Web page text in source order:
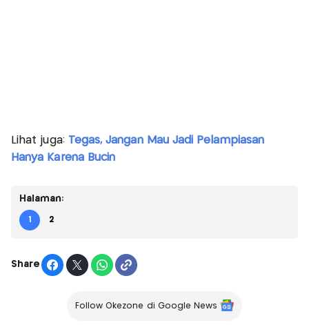
Lihat juga: Tegas, Jangan Mau Jadi Pelampiasan
Hanya Karena Bucin
Halaman:
1 2
Share
Follow Okezone di Google News